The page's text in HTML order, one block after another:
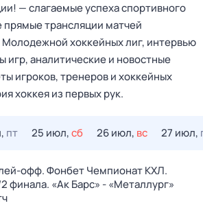
— слагаемые успеха спортивного
прямые трансляции матчей
Молодежной хоккейных лиг, интервью
игр, аналитические и новостные
игроков, тренеров и хоккейных
хоккея из первых рук.
пт 25 июл,сб 26 июл, вс 27 июл,
офф. Фонбет Чемпионат КХЛ.
финала. «Ак Барс» - «Металлург»